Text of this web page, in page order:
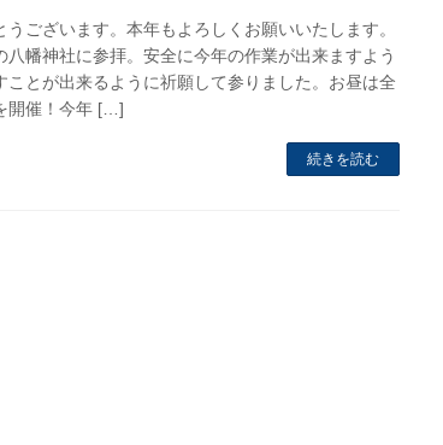
うございます。本年もよろしくお願いいたします。
八幡神社に参拝。安全に今年の作業が出来ますよう
ことが出来るように祈願して参りました。お昼は全
開催！今年 […]
続きを読む